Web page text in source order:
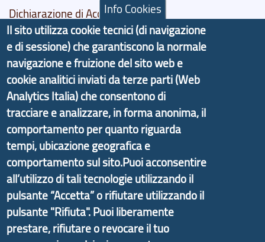
Dichiarazione di Accessibilità
Il progetto Aree Interne
Il portale di marketing territoriale e sviluppo locale
di Genova Città Metropolitana si è sviluppato a
partire dal progetto nazionale Aree Interne
promosso dal Dipartimento per lo Sviluppo
Economico e finalizzato al rilancio socio-economico
delle valli dell’entroterra. In particolare fornisce
informazioni ed aggiornamenti sulla
d'Area Antola-Tigullio, in collaborazione con Regione
Info Cookies
Il sito utilizza cookie tecnici (di navigazione
e di sessione) che garantiscono la normale
navigazione e fruizione del sito web e
cookie analitici inviati da terze parti (Web
Analytics Italia) che consentono di
tracciare e analizzare, in forma anonima, il
comportamento per quanto riguarda
tempi, ubicazione geografica e
comportamento sul sito.Puoi acconsentire
all’utilizzo di tali tecnologie utilizzando il
pulsante “Accetta” o rifiutare utilizzando il
pulsante "Rifiuta". Puoi liberamente
prestare, rifiutare o revocare il tuo